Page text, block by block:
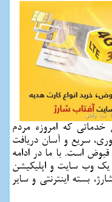
كه امروزه مردم
سریع و آسان دریافت
است. با ما در ادامه
یك وب سایت و اپلیكیشن
بسته اینترنتی و سایر